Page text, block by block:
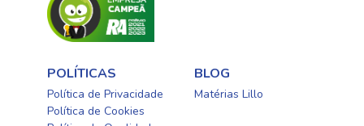
POLÍTICAS
Política de Privacidade
Política de Cookies
BLOG
Matérias Lillo